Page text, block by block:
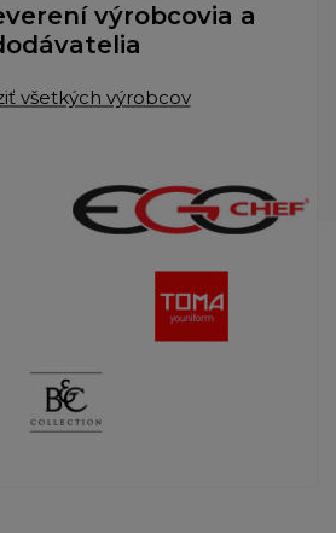
výrobcovia a
všetkých výrobcov